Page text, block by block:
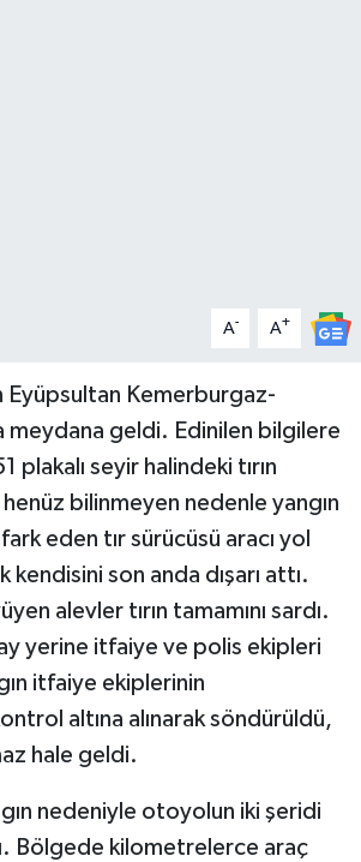
A- A+
Eyüpsultan Kemerburgaz-
meydana geldi. Edinilen bilgilere
plakalı seyir halindeki tırın
henüz bilinmeyen nedenle yangın
fark eden tır sürücüsü aracı yol
kendisini son anda dışarı attı.
alevler tırın tamamını sardı.
yerine itfaiye ve polis ekipleri
itfaiye ekiplerinin
altına alınarak söndürüldü,
hale geldi.
nedeniyle otoyolun iki şeridi
Bölgede kilometrelerce araç